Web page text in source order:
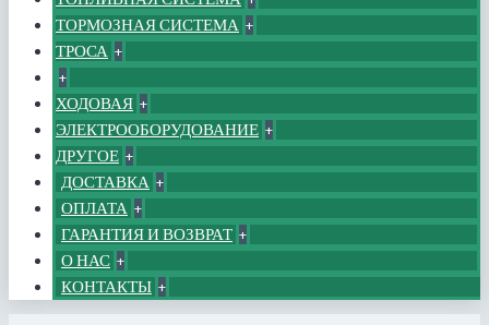
ТОРМОЗНАЯ СИСТЕМА +
ТРОСА +
+
ХОДОВАЯ +
ЭЛЕКТРООБОРУДОВАНИЕ +
ДРУГОЕ +
ДОСТАВКА +
ОПЛАТА +
ГАРАНТИЯ И ВОЗВРАТ +
О НАС +
КОНТАКТЫ +